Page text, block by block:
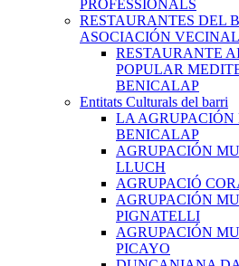
PROFESSIONALS
RESTAURANTES DEL
ASOCIACIÓN VECINAL
RESTAURANTE
POPULAR
BENICALAP
Entitats Culturals del barri
LA AGRUPACIÓN
BENICALAP
AGRUPACIÓN
LLUCH
AGRUPACIÓ
AGRUPACIÓN
PIGNATELLI
AGRUPACIÓN
PICAYO